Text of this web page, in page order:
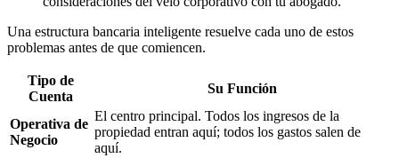
Una estructura bancaria inteligente resuelve cada uno de estos
problemas antes de que comiencen.
Tipo de
Cuenta
Su Función
Operativa de
Negocio
El centro principal. Todos los ingresos de la
propiedad entran aquí; todos los gastos salen de
aquí.